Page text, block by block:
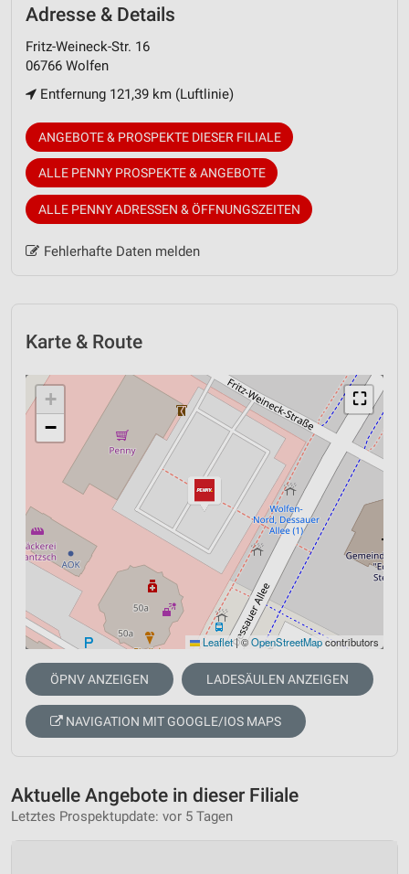
Adresse & Details
Fritz-Weineck-Str. 16
06766 Wolfen
Entfernung 121,39 km (Luftlinie)
ANGEBOTE & PROSPEKTE DIESER FILIALE
ALLE PENNY PROSPEKTE & ANGEBOTE
ALLE PENNY ADRESSEN & ÖFFNUNGSZEITEN
Fehlerhafte Daten melden
Karte & Route
⛶
+
−
Leaflet|©OpenStreetMapcontributors
ÖPNV ANZEIGEN LADESÄULEN ANZEIGEN
NAVIGATION MIT GOOGLE/IOS MAPS
Aktuelle Angebote in dieser Filiale
Letztes Prospektupdate: vor 5 Tagen